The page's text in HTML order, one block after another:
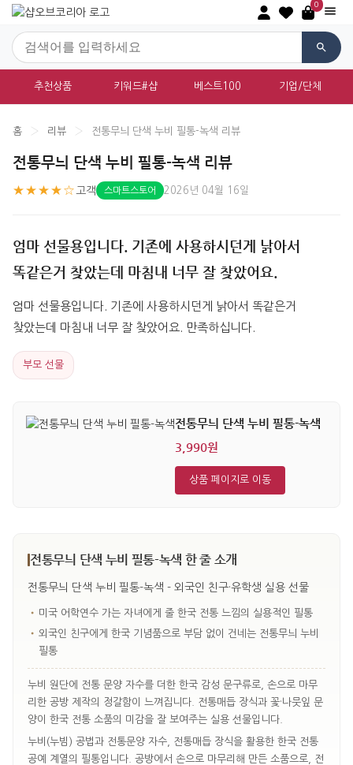
0
추천상품 키워드#샵 베스트100 기업/단체
홈 › 리뷰 › 전통무늬 단색 누비 필통-녹색 리뷰
전통무늬 단색 누비 필통-녹색 리뷰
★★★★☆ 고객 스마트스토어 2026년 04월 16일
엄마 선물용입니다. 기존에 사용하시던게 낡아서
똑같은거 찾았는데 마침내 너무 잘 찾았어요.
엄마 선물용입니다. 기존에 사용하시던게 낡아서 똑같은거
찾았는데 마침내 너무 잘 찾았어요. 만족하십니다.
부모 선물
전통무늬 단색 누비 필통-녹색
3,990원
상품 페이지로 이동
전통무늬 단색 누비 필통-녹색 한 줄 소개
전통무늬 단색 누비 필통-녹색 - 외국인 친구·유학생 실용 선물
• 미국 어학연수 가는 자녀에게 줄 한국 전통 느낌의 실용적인 필통
• 외국인 친구에게 한국 기념품으로 부담 없이 건네는 전통무늬 누비
필통
누비 원단에 전통 문양 자수를 더한 한국 감성 문구류로, 손으로 마무
리한 공방 제작의 정갈함이 느껴집니다. 전통매듭 장식과 꽃·나뭇잎 문
양이 한국 전통 소품의 미감을 잘 보여주는 실용 선물입니다.
누비(누빔) 공법과 전통문양 자수, 전통매듭 장식을 활용한 한국 전통
공예 계열의 필통입니다. 공방에서 손으로 마무리해 만든 소품으로, 전